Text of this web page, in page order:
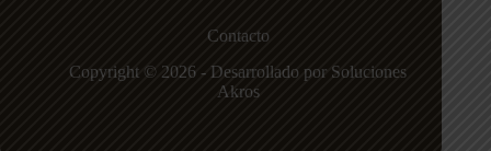
Contacto
Copyright © 2026 - Desarrollado por Soluciones
Akros